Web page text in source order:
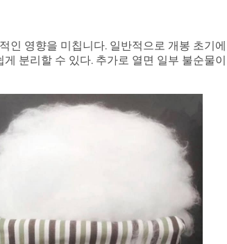
인 영향을 미칩니다. 일반적으로 개봉 초기에
분리할 수 있다. 추가로 열면 일부 불순물이